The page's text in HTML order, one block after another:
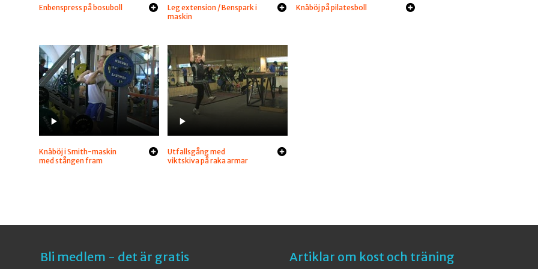
Enbenspress på bosuboll
Leg extension / Benspark i
maskin
Knäböj på pilatesboll
Knäböj i Smith-maskin
med stången fram
Utfallsgång med
viktskiva på raka armar
Bli medlem - det är gratis Artiklar om kost och träning